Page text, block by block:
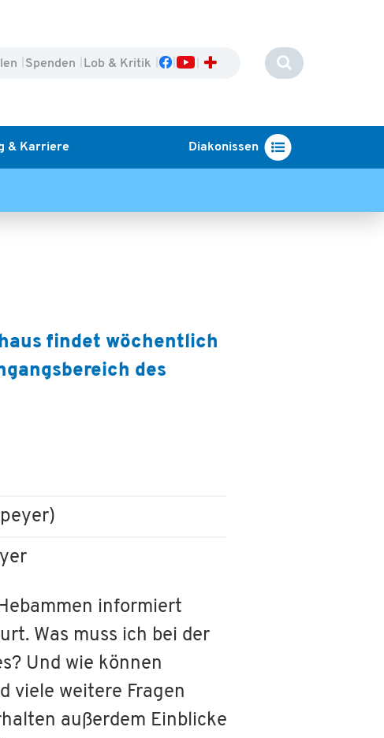
Spenden Lob & Kritik
& Karriere Diakonissen
findet wöchentlich
des
informiert
Was muss ich bei der
Und wie können
viele weitere Fragen
außerdem Einblicke